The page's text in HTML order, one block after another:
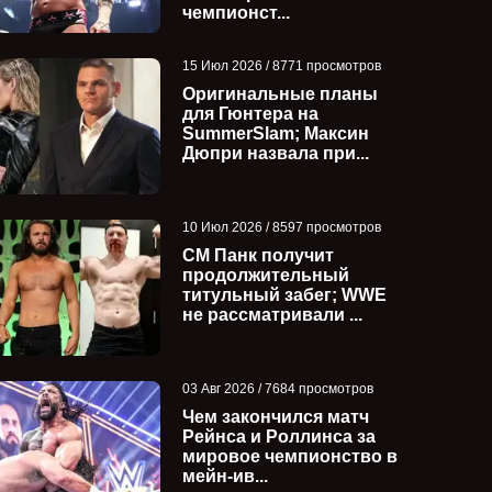
чемпионст...
15 Июл 2026 / 8771 просмотров
Оригинальные планы
для Гюнтера на
SummerSlam; Максин
Дюпри назвала при...
10 Июл 2026 / 8597 просмотров
СМ Панк получит
продолжительный
титульный забег; WWE
не рассматривали ...
03 Авг 2026 / 7684 просмотров
Чем закончился матч
Рейнса и Роллинса за
мировое чемпионство в
мейн-ив...